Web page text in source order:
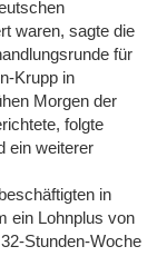
waren, sagte die
für
Krupp in
Morgen der
folgte
ein weiterer
in
ein Lohnplus von
Stunden-Woche